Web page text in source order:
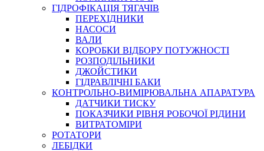
БОРЕКС, ЕО
ГІДРОФІКАЦІЯ ТЯГАЧІВ
ПЕРЕХІДНИКИ
НАСОСИ
ВАЛИ
КОРОБКИ ВІДБОРУ ПОТУЖНОСТІ
РОЗПОДІЛЬНИКИ
ДЖОЙСТИКИ
ГІДРАВЛІЧНІ БАКИ
КОНТРОЛЬНО-ВИМІРЮВАЛЬНА АПАРАТУРА
ДАТЧИКИ ТИСКУ
ПОКАЗЧИКИ РІВНЯ РОБОЧОЇ РІДИНИ
ВИТРАТОМІРИ
РОТАТОРИ
ЛЕБІДКИ